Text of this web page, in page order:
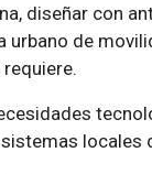
diseñar con
urbano de
locales